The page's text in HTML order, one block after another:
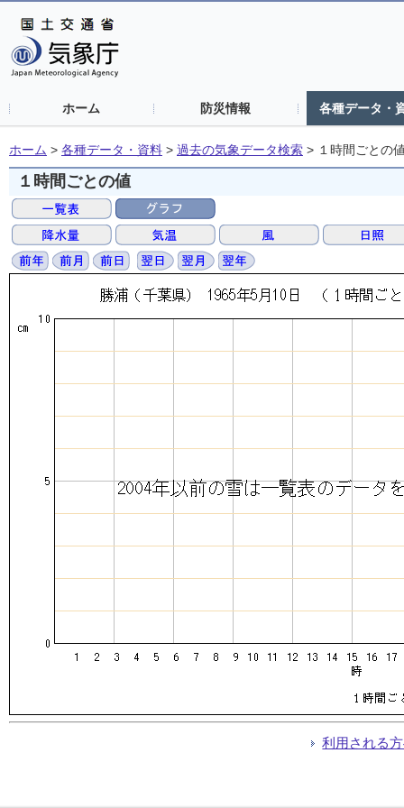
ホーム 防災情報 各種データ・
ホーム > 各種データ・資料 > 過去の気象データ検索 > １時間ごとの
１時間ごとの値
利用される